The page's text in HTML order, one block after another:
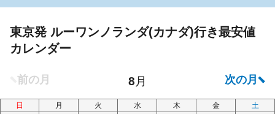
東京発 ルーワンノランダ(カナダ)行き最安値
カレンダー
日 月 火 水 木 金 土